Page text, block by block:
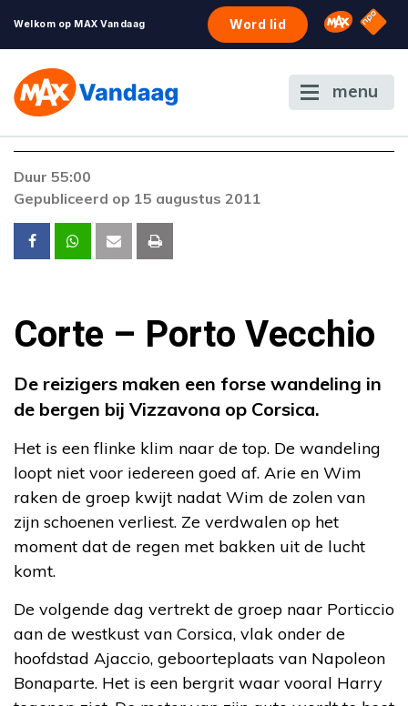
Welkom op MAX Vandaag Word lid Omroep
NPO
menu
Duur 55:00
Gepubliceerd op 15 augustus 2011
Corte – Porto Vecchio
De reizigers maken een forse wandeling in
de bergen bij Vizzavona op Corsica.
Het is een flinke klim naar de top. De wandeling
loopt niet voor iedereen goed af. Arie en Wim
raken de groep kwijt nadat Wim de zolen van
zijn schoenen verliest. Ze verdwalen op het
moment dat de regen met bakken uit de lucht
komt.
De volgende dag vertrekt de groep naar Porticcio
aan de westkust van Corsica, vlak onder de
hoofdstad Ajaccio, geboorteplaats van Napoleon
Bonaparte. Het is een bergrit waar vooral Harry